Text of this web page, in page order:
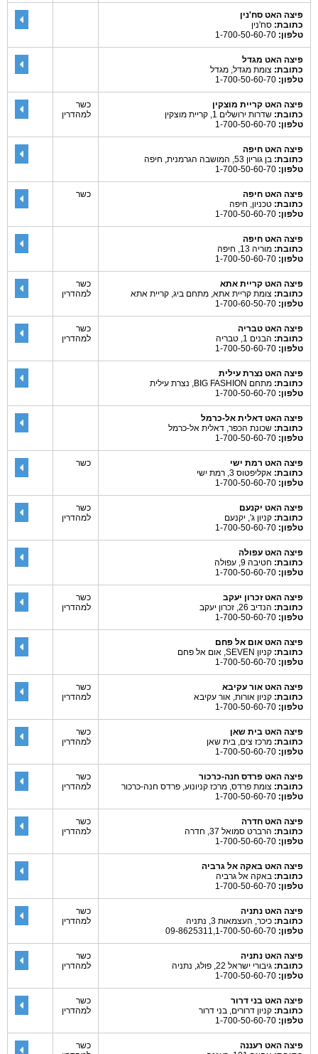
פיצה האט סח'נין
כתובת: סח'נין
טלפון:
פיצה האט מגדל
כתובת: צומת מגדל, מגדל
טלפון:
פיצה האט קריית מוצקין
כתובת: שדרות ירושלים 1, קריית מוצקין
טלפון:
כשר
למהדרין
פיצה האט חיפה
כתובת: בן גוריון 53, המושבה הגרמנית, חיפה
טלפון:
פיצה האט חיפה
כתובת: טכניון, חיפה
טלפון:
כשר
פיצה האט חיפה
כתובת: מוריה 13, חיפה
טלפון:
פיצה האט קריית אתא
כתובת: צומת קריית אתא, מתחם ביג, קריית אתא
טלפון:
כשר
למהדרין
פיצה האט טבריה
כתובת: הבנים 1, טבריה
טלפון:
כשר
למהדרין
פיצה האט נצרת עילית
כתובת: מתחם BIG FASHION, נצרת עילית
טלפון:
פיצה האט דאלית אל-כרמל
כתובת: שכונת הכפר, דאלית אל-כרמל
טלפון:
פיצה האט רמת ישי
כתובת: אקליפטוס 3, רמת ישי
טלפון:
כשר
פיצה האט יקנעם
כתובת: קניון ג', יקנעם
טלפון:
כשר
למהדרין
פיצה האט עפולה
כתובת: חטיבה 9, עפולה
טלפון:
פיצה האט זכרון יעקב
כתובת: הנדיב 26, זכרון יעקב
טלפון:
כשר
למהדרין
פיצה האט אום אל פחם
כתובת: קניון SEVEN, אום אל פחם
טלפון:
פיצה האט אור עקיבא
כתובת: קניון אורות, אור עקיבא
טלפון:
כשר
למהדרין
פיצה האט בית שאן
כתובת: מרכז צים, בית שאן
טלפון:
כשר
למהדרין
פיצה האט פרדס חנה-כרכור
כתובת: צומת פרדס, מרכז קניונוע, פרדס חנה-כרכור
טלפון:
כשר
למהדרין
פיצה האט חדרה
כתובת: הרברט סמואל 37, חדרה
טלפון:
כשר
למהדרין
פיצה האט באקה אל גרביה
כתובת: באקה אל גרביה
טלפון:
פיצה האט נתניה
כתובת: כיכר, העצמאות 3, נתניה
טלפון:
כשר
למהדרין
פיצה האט נתניה
כתובת: גיבורי ישראל 22, פולג, נתניה
טלפון:
כשר
למהדרין
פיצה האט בני דרור
כתובת: קניון דרורים, בני דרור
טלפון:
כשר
למהדרין
פיצה האט רעננה
כשר